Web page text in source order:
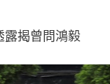
揭曾問鴻毅